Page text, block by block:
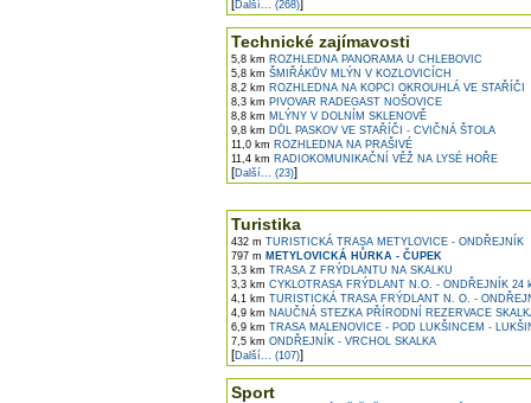
Další... (268)
Technické zajímavosti
5,8 km ROZHLEDNA PANORAMA U CHLEBOVIC
5,8 km ŠMIŘÁKŮV MLÝN V KOZLOVICÍCH
8,2 km ROZHLEDNA NA KOPCI OKROUHLÁ VE STAŘÍČI
8,3 km PIVOVAR RADEGAST NOŠOVICE
8,8 km MLÝNY V DOLNÍM SKLENOVĚ
9,8 km DŮL PASKOV VE STAŘÍČI - CVIČNÁ ŠTOLA
11,0 km ROZHLEDNA NA PRAŠIVÉ
11,4 km RADIOKOMUNIKAČNÍ VĚŽ NA LYSÉ HOŘE
[Další... (23)]
Turistika
432 m TURISTICKÁ TRASA METYLOVICE - ONDŘEJNÍK
797 m METYLOVICKÁ HŮRKA - ČUPEK
3,3 km TRASA Z FRÝDLANTU NA SKALKU
3,3 km CYKLOTRASA FRÝDLANT N.O. - ONDŘEJNÍK 24
4,1 km TURISTICKÁ TRASA FRÝDLANT N. O. -
4,9 km NAUČNÁ STEZKA PŘÍRODNÍ REZERVACE
6,9 km TRASA MALENOVICE - POD LUKŠINCEM -
7,5 km ONDŘEJNÍK - VRCHOL SKALKA
[Další... (107)]
Sport